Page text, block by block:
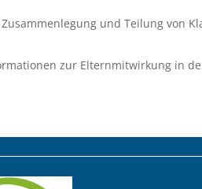
und Teilung von
zur Elternmitwirkung in